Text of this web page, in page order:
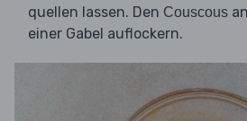
quellen lassen. Den Couscous
einer Gabel auflockern.